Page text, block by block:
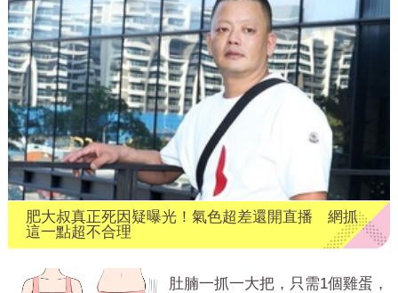
肥大叔真正死因疑曝光！氣色超差還開直播 網抓
這一點超不合理
肚腩一抓一大把，只需1個雞蛋，